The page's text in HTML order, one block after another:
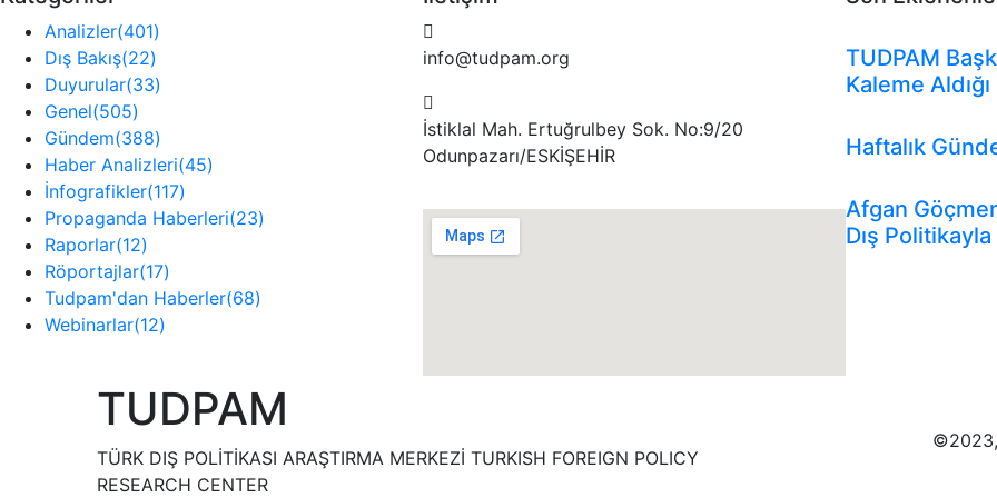
Analizler(401)
Dış Bakış(22)
Duyurular(33)
Genel(505)
Gündem(388)
Haber Analizleri(45)
İnfografikler(117)
Propaganda Haberleri(23)
Raporlar(12)
Röportajlar(17)
Tudpam'dan Haberler(68)
Webinarlar(12)
info@tudpam.org
İstiklal Mah. Ertuğrulbey Sok. No:9/20
Odunpazarı/ESKİŞEHİR
TUDPAM
Kaleme
Haftalık
Afgan
Dış
TUDPAM
TÜRK DIŞ POLİTİKASI ARAŞTIRMA MERKEZİ TURKISH FOREIGN POLICY
RESEARCH CENTER
©2023,